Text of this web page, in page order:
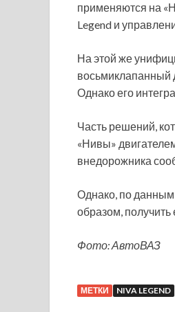
применяются на
Legend и
На этой же
восьмиклапанный
Однако его
Часть решений,
«Нивы»
внедорожника
Однако, по данным
образом, получить
Фото: АвтоВАЗ
МЕТКИ NIVA LEGEND